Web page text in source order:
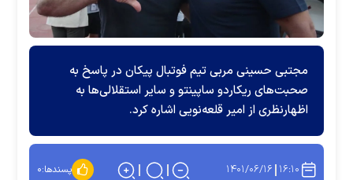
مجتبی حسینی مربی تیم فوتبال پیکان در پاسخ به
صحبت‌های ریکاردو ساپینتو و سایر استقلالی‌ها به
اظهارنظری از امیر قلعه‌نویی اشاره کرد.
۱۶:۱۰ ۱۴۰۱/۰۶/۱۶ پسندها:۰